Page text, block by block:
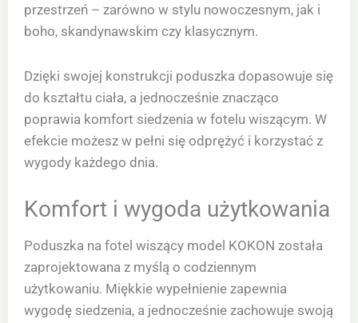
przestrzeń – zarówno w stylu nowoczesnym, jak i
boho, skandynawskim czy klasycznym.
Dzięki swojej konstrukcji poduszka dopasowuje się
do kształtu ciała, a jednocześnie znacząco
poprawia komfort siedzenia w fotelu wiszącym. W
efekcie możesz w pełni się odprężyć i korzystać z
wygody każdego dnia.
Komfort i wygoda użytkowania
Poduszka na fotel wiszący model KOKON została
zaprojektowana z myślą o codziennym
użytkowaniu. Miękkie wypełnienie zapewnia
wygodę siedzenia, a jednocześnie zachowuje swoją